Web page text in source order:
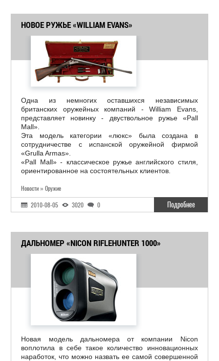
НОВОЕ РУЖЬЕ «WILLIAM EVANS»
Одна из немногих оставшихся независимых
британских оружейных компаний - William Evans,
представляет новинку - двуствольное ружье «Pall
Mall».
Эта модель категории «люкс» была создана в
сотрудничестве с испанской оружейной фирмой
«Grulla Armas».
«Pall Mall» - классическое ружье английского стиля,
ориентированное на состоятельных клиентов.
Новости » Оружие
2010-08-05 3020 0 Подробнее
ДАЛЬНОМЕР «NICON RIFLEHUNTER 1000»
Новая модель дальномера от компании Nicon
воплотила в себе такое количество инновационных
наработок, что можно назвать ее самой совершенной